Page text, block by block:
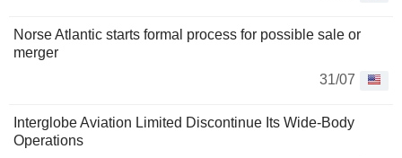
Norse Atlantic starts formal process for possible sale or
merger
31/07
Interglobe Aviation Limited Discontinue Its Wide-Body
Operations